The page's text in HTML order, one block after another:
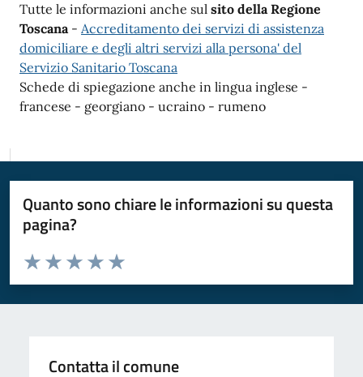
Tutte le informazioni anche sul sito della Regione
Toscana- Accreditamento dei servizi di assistenza
domiciliare e degli altri servizi alla persona' del
Servizio Sanitario Toscana
Schede di spiegazione anche in lingua inglese -
francese - georgiano - ucraino - rumeno
Quanto sono chiare le informazioni su questa
pagina?
Valuta da 1 a 5 stelle la pagina
Valuta 5 stelle su 5
Valuta 4 stelle su 5
Valuta 3 stelle su 5
Valuta 2 stelle su 5
Valuta 1 stelle su 5
Contatta il comune